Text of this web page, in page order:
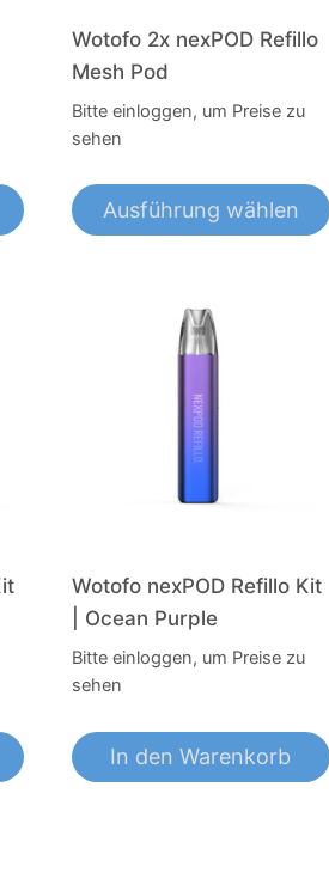
Wotofo 2x nexPOD Refillo
Mesh Pod
Bitte einloggen, um Preise zu
sehen
Ausführung wählen
der
Produktseite
gewählt
werden
Wotofo nexPOD Refillo Kit
| Ocean Purple
Bitte einloggen, um Preise zu
sehen
In den Warenkorb